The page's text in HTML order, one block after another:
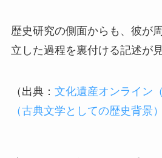
歴史研究の側面からも、彼が
立した過程を裏付ける記述が
（出典： 文化遺産オンライン
（古典文学としての歴史背景）